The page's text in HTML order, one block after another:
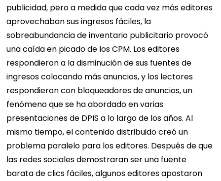
publicidad, pero a medida que cada vez más editores
aprovechaban sus ingresos fáciles, la
sobreabundancia de inventario publicitario provocó
una caída en picado de los CPM. Los editores
respondieron a la disminución de sus fuentes de
ingresos colocando más anuncios, y los lectores
respondieron con bloqueadores de anuncios, un
fenómeno que se ha abordado en varias
presentaciones de DPIS a lo largo de los años. Al
mismo tiempo, el contenido distribuido creó un
problema paralelo para los editores. Después de que
las redes sociales demostraran ser una fuente
barata de clics fáciles, algunos editores apostaron